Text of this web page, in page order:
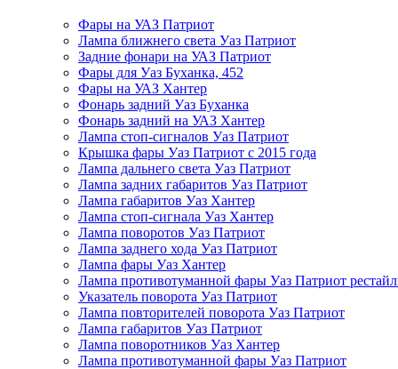
Фары на УАЗ Патриот
Лампа ближнего света Уаз Патриот
Задние фонари на УАЗ Патриот
Фары для Уаз Буханка, 452
Фары на УАЗ Хантер
Фонарь задний Уаз Буханка
Фонарь задний на УАЗ Хантер
Лампа стоп-сигналов Уаз Патриот
Крышка фары Уаз Патриот с 2015 года
Лампа дальнего света Уаз Патриот
Лампа задних габаритов Уаз Патриот
Лампа габаритов Уаз Хантер
Лампа стоп-сигнала Уаз Хантер
Лампа поворотов Уаз Патриот
Лампа заднего хода Уаз Патриот
Лампа фары Уаз Хантер
Лампа противотуманной фары Уаз Патриот
Указатель поворота Уаз Патриот
Лампа повторителей поворота Уаз Патриот
Лампа габаритов Уаз Патриот
Лампа поворотников Уаз Хантер
Лампа противотуманной фары Уаз Патриот